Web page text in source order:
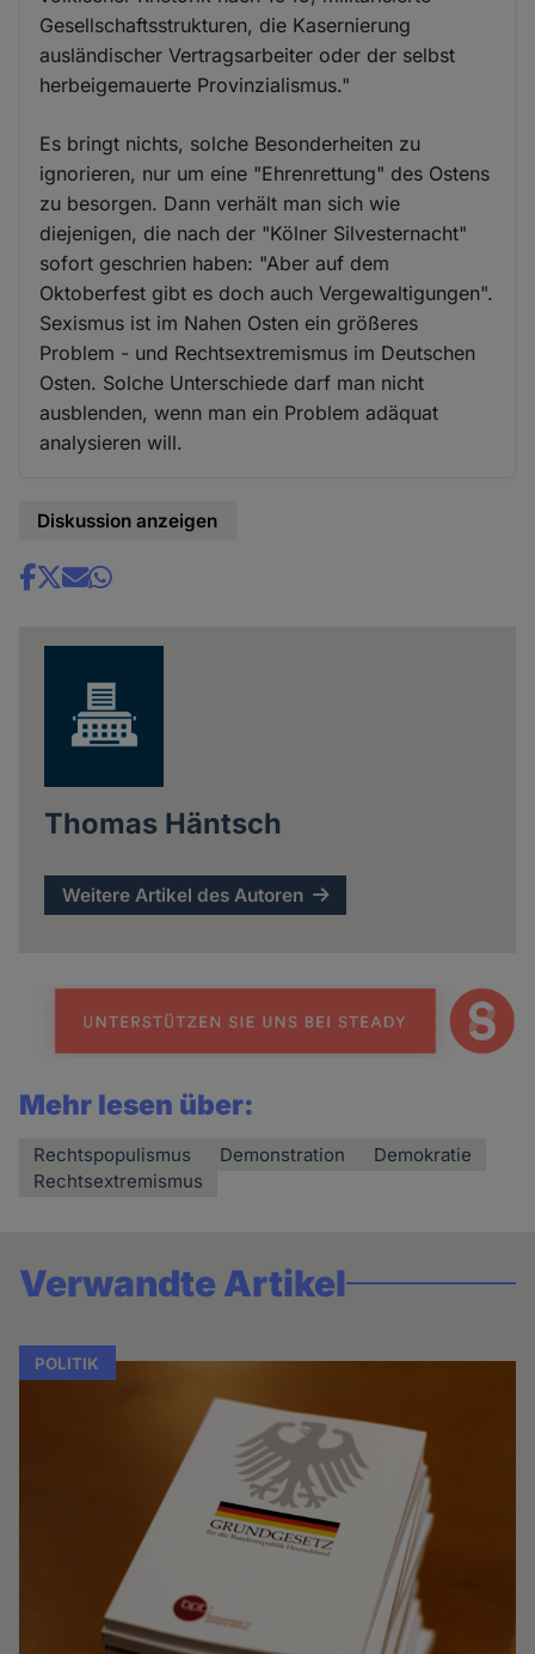
Gesellschaftsstrukturen, die Kasernierung
ausländischer Vertragsarbeiter oder der selbst
herbeigemauerte Provinzialismus."
Es bringt nichts, solche Besonderheiten zu
ignorieren, nur um eine "Ehrenrettung" des Ostens
zu besorgen. Dann verhält man sich wie
diejenigen, die nach der "Kölner Silvesternacht"
sofort geschrien haben: "Aber auf dem
Oktoberfest gibt es doch auch Vergewaltigungen".
Sexismus ist im Nahen Osten ein größeres
Problem - und Rechtsextremismus im Deutschen
Osten. Solche Unterschiede darf man nicht
ausblenden, wenn man ein Problem adäquat
analysieren will.
Diskussion anzeigen
Share
Thomas Häntsch
Weitere Artikel des Autoren
Mehr lesen über:
Rechtspopulismus Demonstration
Demokratie
Rechtsextremismus
Verwandte Artikel
POLITIK